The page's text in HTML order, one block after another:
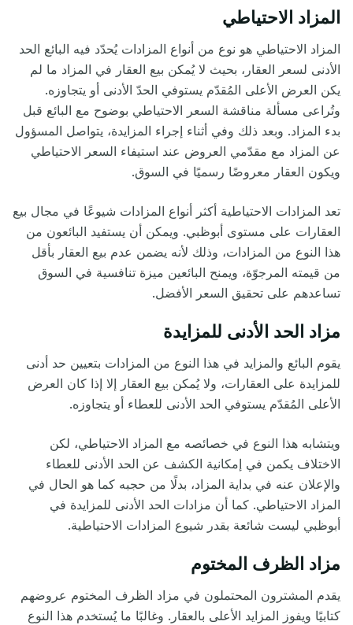
المزاد الاحتياطي
المزاد الاحتياطي هو نوع من أنواع المزادات يُحدّد فيه البائع الحد
الأدنى لسعر العقار، بحيث لا يُمكن بيع العقار في المزاد ما لم
يكن العرض الأعلى المُقدّم يستوفي الحدّ الأدنى أو يتجاوزه.
وتُراعى مسألة مناقشة السعر الاحتياطي بوضوح مع البائع قبل
بدء المزاد. وبعد ذلك وفي أثناء إجراء المزايدة، يتواصل المسؤول
عن المزاد مع مقدّمي العروض عند استيفاء السعر الاحتياطي
ويكون العقار معروضًا رسميًا في السوق.
تعد المزادات الاحتياطية أكثر أنواع المزادات شيوعًا في مجال بيع
العقارات على مستوى أبوظبي. ويمكن أن يستفيد البائعون من
هذا النوع من المزادات، وذلك لأنه يضمن عدم بيع العقار بأقل
من قيمته المرجوّة، ويمنح البائعين ميزة تنافسية في السوق
تساعدهم على تحقيق السعر الأفضل.
مزاد الحد الأدنى للمزايدة
يقوم البائع والمزايد في هذا النوع من المزادات بتعيين حد أدنى
للمزايدة على العقارات، ولا يُمكن بيع العقار إلا إذا كان العرض
الأعلى المُقدّم يستوفي الحد الأدنى للعطاء أو يتجاوزه.
ويتشابه هذا النوع في خصائصه مع المزاد الاحتياطي، لكن
الاختلاف يكمن في إمكانية الكشف عن الحد الأدنى للعطاء
والإعلان عنه في بداية المزاد، بدلًا من حجبه كما هو الحال في
المزاد الاحتياطي. كما أن مزادات الحد الأدنى للمزايدة في
أبوظبي ليست شائعة بقدر شيوع المزادات الاحتياطية.
مزاد الظرف المختوم
يقدم المشترون المحتملون في مزاد الظرف المختوم عروضهم
كتابيًا ويفوز المزايد الأعلى بالعقار. وغالبًا ما يُستخدم هذا النوع